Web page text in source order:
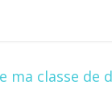
ma classe de